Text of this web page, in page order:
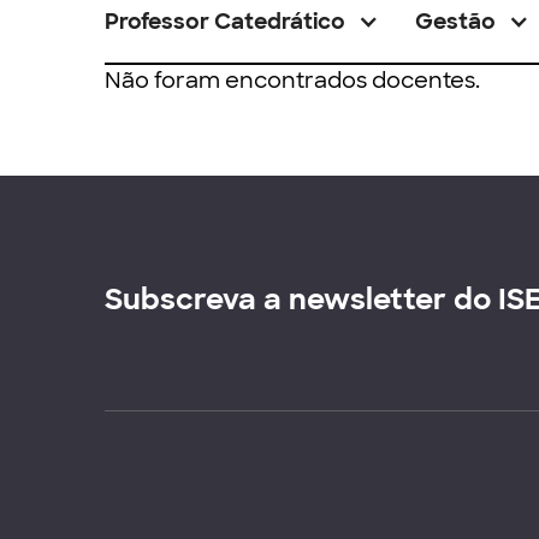
Professor Catedrático Gestão
Não foram encontrados docentes.
Subscreva a newsletter do